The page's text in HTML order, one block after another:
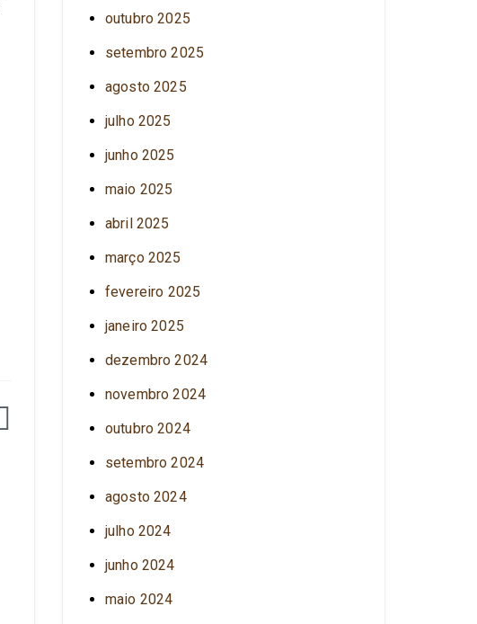
outubro 2025
setembro 2025
agosto 2025
julho 2025
junho 2025
maio 2025
abril 2025
março 2025
fevereiro 2025
janeiro 2025
dezembro 2024
novembro 2024
outubro 2024
setembro 2024
agosto 2024
julho 2024
junho 2024
maio 2024